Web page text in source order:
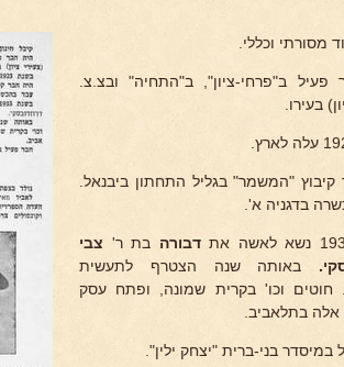
מסורתי וכללי.
פעיל ב"פרחי-ציון", ב"התחיה" ובצ.צ.
בעירו.
קיבוץ "המשמר" בגליל התחתון ביבנאל.
בדגניה א'.
דבורה בת ר' צבי
באותה שנה הצטרף לתעשית
חוטים וכו' בקרית שמונה, ופתח עסק
אלה בתלאביב.
במיסדר בני-ברית "יצחק ילין".